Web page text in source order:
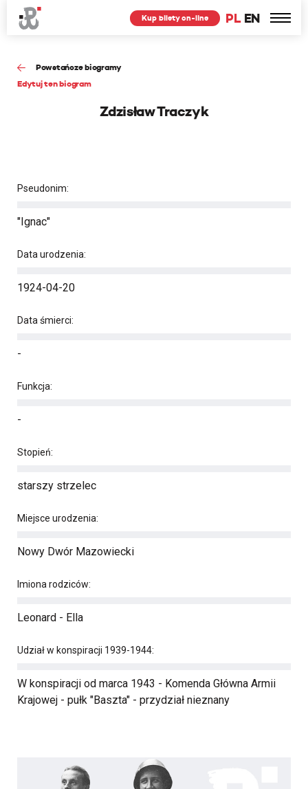
PL EN
Kup bilety on-line
Powstańcze biogramy
Edytuj ten biogram
Zdzisław Traczyk
Pseudonim:
"Ignac"
Data urodzenia:
1924-04-20
Data śmierci:
-
Funkcja:
-
Stopień:
starszy strzelec
Miejsce urodzenia:
Nowy Dwór Mazowiecki
Imiona rodziców:
Leonard - Ella
Udział w konspiracji 1939-1944:
W konspiracji od marca 1943 - Komenda Główna Armii
Krajowej - pułk "Baszta" - przydział nieznany